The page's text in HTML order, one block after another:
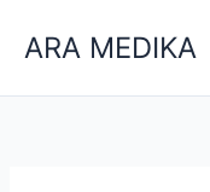
ARA MEDIKA